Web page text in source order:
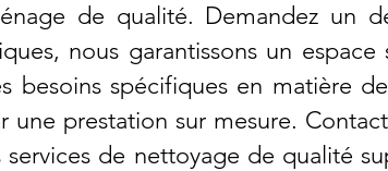
de qualité. Demandez un
nous garantissons un
besoins spécifiques en matière
prestation sur mesure.
de nettoyage de qualité